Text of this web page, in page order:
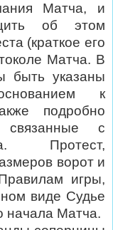
Матча, и
об этом
(краткое его
Матча. В
быть указаны
к
подробно
связанные с
Протест,
ворот и
игры,
виде Судье
начала Матча.